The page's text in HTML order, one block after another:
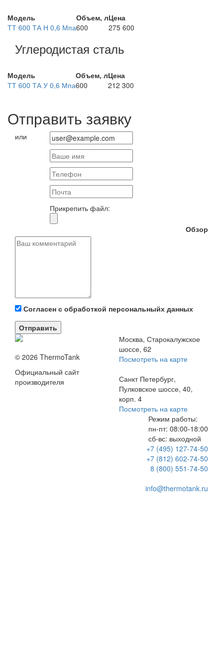
Модель Объем, лЦена
ТТ 600 ТА Н 0,6 Мпа600 275 600
Углеродистая сталь
Модель Объем, лЦена
ТТ 600 ТА У 0,6 Мпа600 212 300
Отправить заявку
или
Прикрепить файл:
Обзор
Согласен с обработкой персональныйх данных
Отправить
Москва, Старокалужское
шоссе, 62
Посмотреть на карте
Санкт Петербург,
Пулковское шоссе, 40,
корп. 4
Посмотреть на карте
Режим работы:
пн-пт: 08:00-18:00
сб-вс: выходной
+7 (495) 127-74-50
+7 (812) 602-74-50
8 (800) 551-74-50
info@thermotank.ru
© 2026 ThermoTank
Официальный сайт
производителя